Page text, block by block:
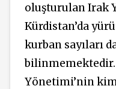
oluşturulan Irak
Kürdistan’da
kurban sayıları
bilinmemektedir.
Yönetimi’nin